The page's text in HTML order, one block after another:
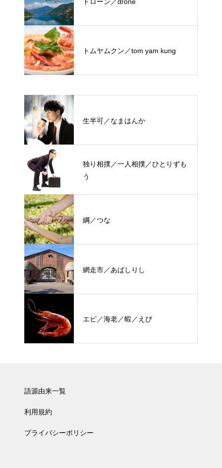
トムヤムクン／tom yam kung
生半可／なまはんか
独り相撲／一人相撲／ひとりずも
う
綱／つな
網走市／あばしりし
エビ／海老／蝦／えび
語源由来一覧
利用規約
プライバシーポリシー